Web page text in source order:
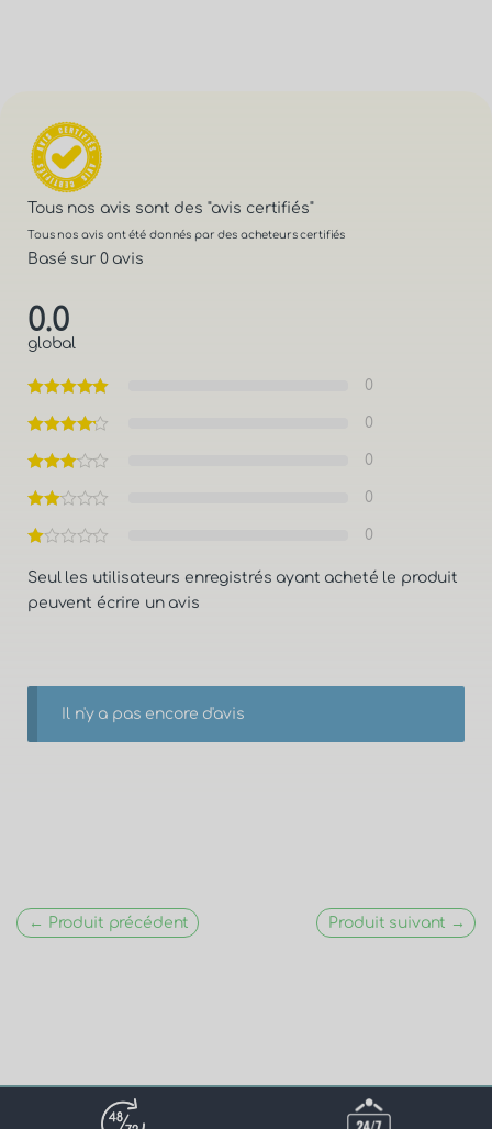
Tous nos avis sont des "avis certifiés"
Tous nos avis ont été donnés par des acheteurs certifiés
Basé sur 0 avis
0.0
global
0
0
0
0
0
Seul les utilisateurs enregistrés ayant acheté le produit
peuvent écrire un avis
Il n'y a pas encore d'avis
← Produit précédent Produit suivant →